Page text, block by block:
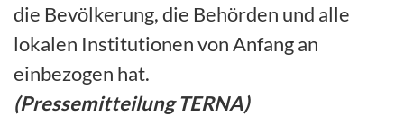
die Bevölkerung, die Behörden und alle
lokalen Institutionen von Anfang an
einbezogen hat.
(Pressemitteilung TERNA)